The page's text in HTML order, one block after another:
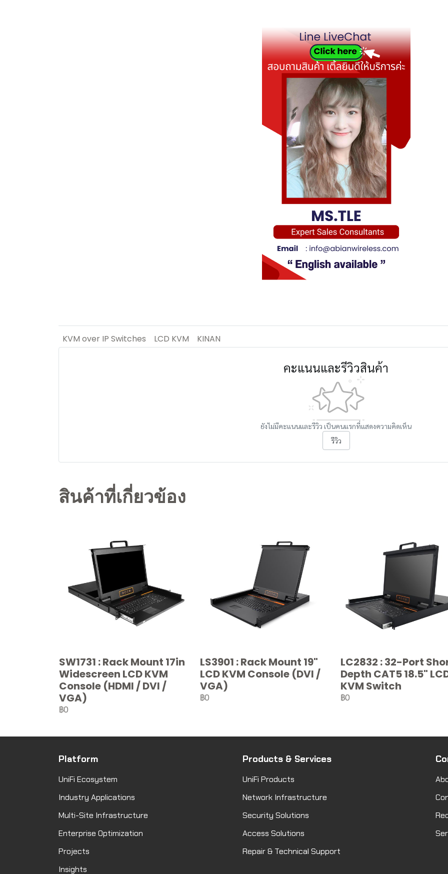
KVM over IP Switches LCD KVM KINAN
คะแนนและรีวิวสินค้า
ยังไม่มีคะแนนและรีวิว เป็นคนแรกที่แสดงความคิดเห็น
รีวิว
สินค้าที่เกี่ยวข้อง
SW1731 : Rack Mount 17in
Widescreen LCD KVM
Console (HDMI / DVI /
VGA)
฿0
LS3901 : Rack Mount 19"
LCD KVM Console (DVI /
VGA)
฿0
LC2832 : 32-Port
Depth CAT5 18.5"
KVM Switch
฿0
Platform
UniFi Ecosystem
Industry Applications
Multi-Site Infrastructure
Enterprise Optimization
Projects
Insights
Products & Services
UniFi Products
Network Infrastructure
Security Solutions
Access Solutions
Repair & Technical Support